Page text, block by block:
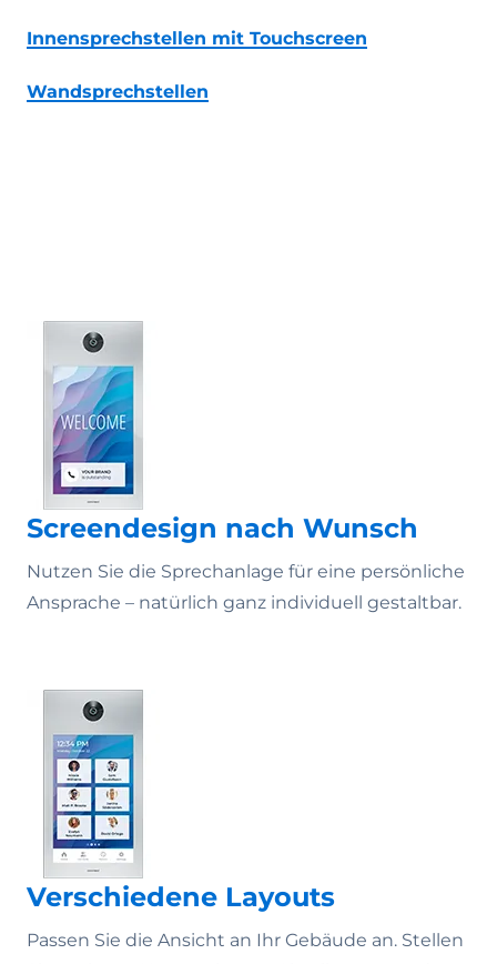
Innensprechstellen mit Touchscreen
Wandsprechstellen
Screendesign nach Wunsch
Nutzen Sie die Sprechanlage für eine persönliche
Ansprache – natürlich ganz individuell gestaltbar.
Verschiedene Layouts
Passen Sie die Ansicht an Ihr Gebäude an. Stellen